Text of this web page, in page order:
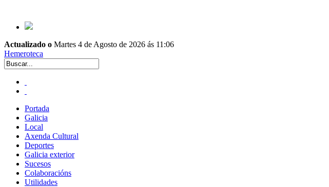
Actualizado o Martes 4 de Agosto de 2026 ás 11:06
Hemeroteca
Portada
Galicia
Local
Axenda Cultural
Deportes
Galicia exterior
Sucesos
Colaboracións
Utilidades